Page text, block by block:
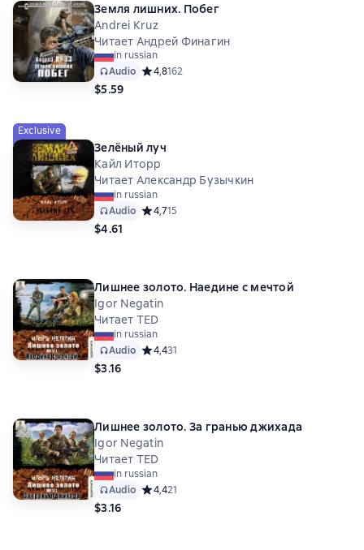
Земля лишних. Побег
Andrei Kruz
Читает Андрей Финагин
in russian
Audio Средний рейтинг 4,8 на основе 162 оценок
4,8162
$5.59
Exclusive
Зелёный луч
Кайл Иторр
Читает Александр Бузычкин
in russian
Audio Средний рейтинг 4,7 на основе 15 оценок
4,715
$4.61
Лишнее золото. Наедине с мечтой
Igor Negatin
Читает TED
in russian
Audio Средний рейтинг 4,4 на основе 31 оценок
4,431
$3.16
Лишнее золото. За гранью джихада
Igor Negatin
Читает TED
in russian
Audio Средний рейтинг 4,4 на основе 21 оценок
4,421
$3.16